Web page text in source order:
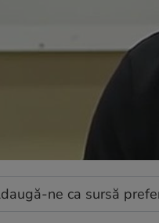
ne ca sursă